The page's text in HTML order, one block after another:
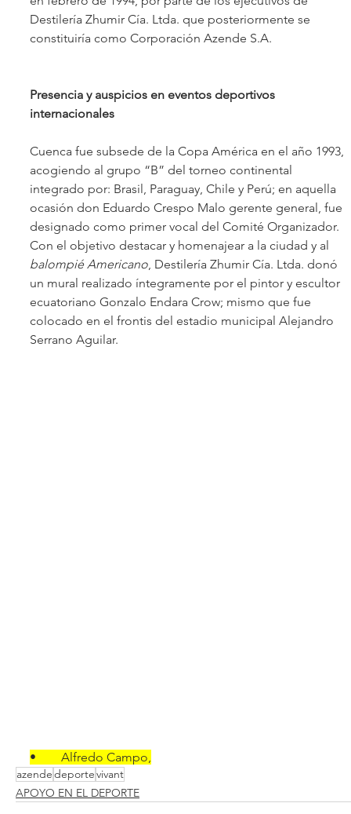
Destilería Zhumir Cía. Ltda. que posteriormente se
constituiría como Corporación Azende S.A.
Presencia y auspicios en eventos deportivos
internacionales
Cuenca fue subsede de la Copa América en el año 1993,
acogiendo al grupo “B” del torneo continental
integrado por: Brasil, Paraguay, Chile y Perú; en aquella
ocasión don Eduardo Crespo Malo gerente general, fue
designado como primer vocal del Comité Organizador.
Con el objetivo destacar y homenajear a la ciudad y al
balompié Americano, Destilería Zhumir Cía. Ltda. donó
un mural realizado íntegramente por el pintor y escultor
ecuatoriano Gonzalo Endara Crow; mismo que fue
colocado en el frontis del estadio municipal Alejandro
Serrano Aguilar.
•	Alfredo Campo,
azendedeportevivant
APOYO EN EL DEPORTE